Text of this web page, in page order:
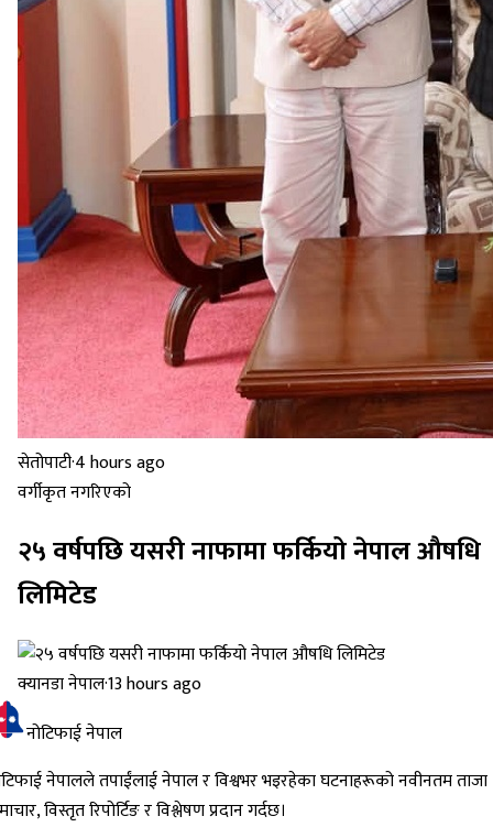
सेतोपाटी·4 hours ago
वर्गीकृत नगरिएको
२५ वर्षपछि यसरी नाफामा फर्कियो नेपाल औषधि
लिमिटेड
क्यानडा नेपाल·13 hours ago
नोटिफाई नेपाल
नेपालले तपाईंलाई नेपाल र विश्वभर भइरहेका घटनाहरूको नवीनतम ताजा
विस्तृत रिपोर्टिङ र विश्लेषण प्रदान गर्दछ।